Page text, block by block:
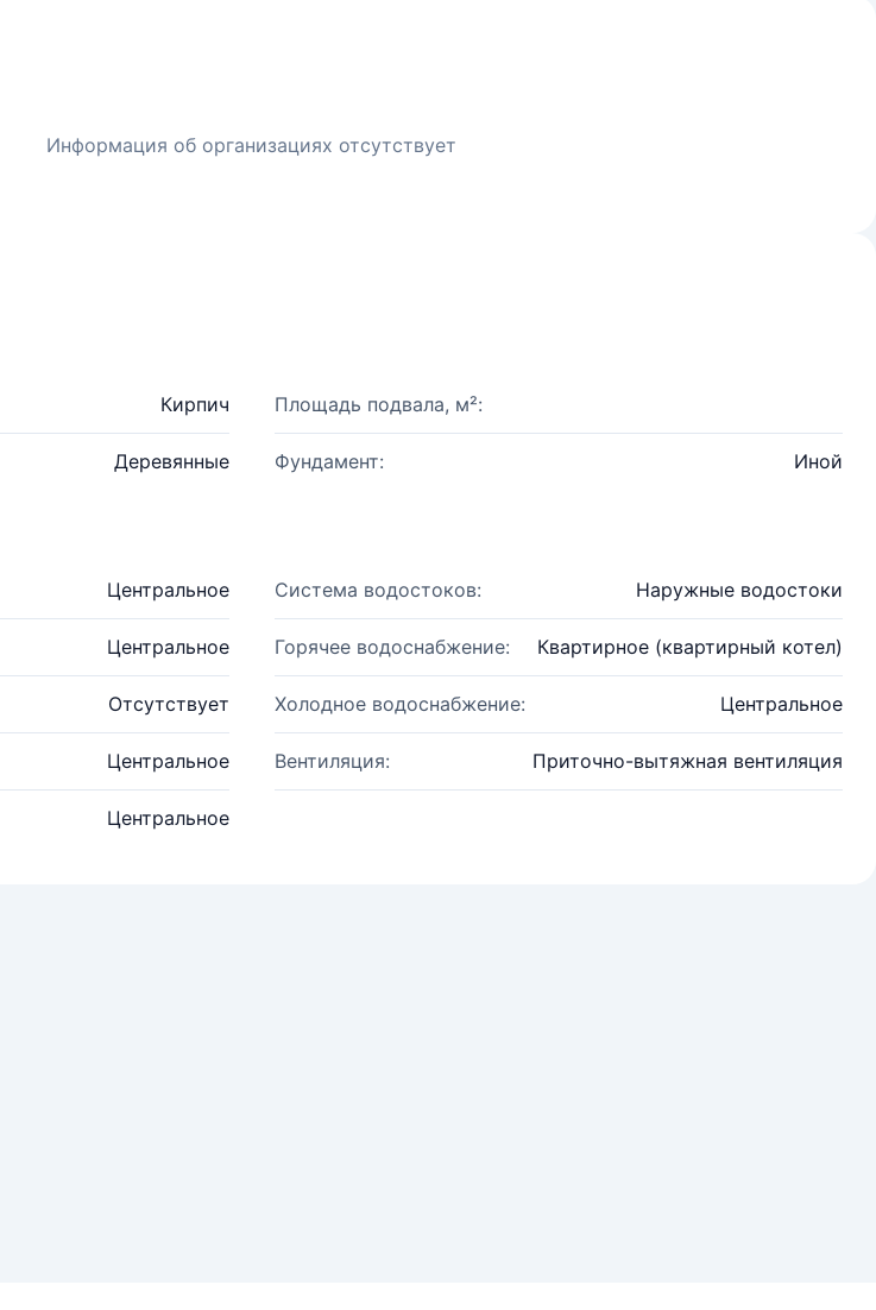
Информация об организациях отсутствует
Кирпич Площадь подвала, м²:
Деревянные Фундамент: Иной
Центральное Система водостоков: Наружные водостоки
Центральное Горячее водоснабжение: Квартирное (квартирный котел)
Отсутствует Холодное водоснабжение: Центральное
Центральное Вентиляция: Приточно-вытяжная вентиляция
Центральное